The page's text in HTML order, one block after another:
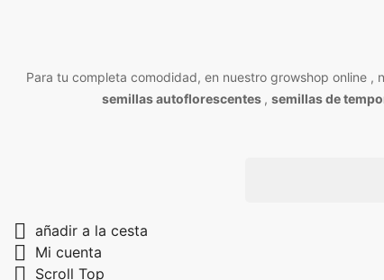
Para tu completa comodidad, en nuestro growshop online ,
semillas autoflorescentes , semillas de
 añadir a la cesta
 Mi cuenta
 Scroll Top